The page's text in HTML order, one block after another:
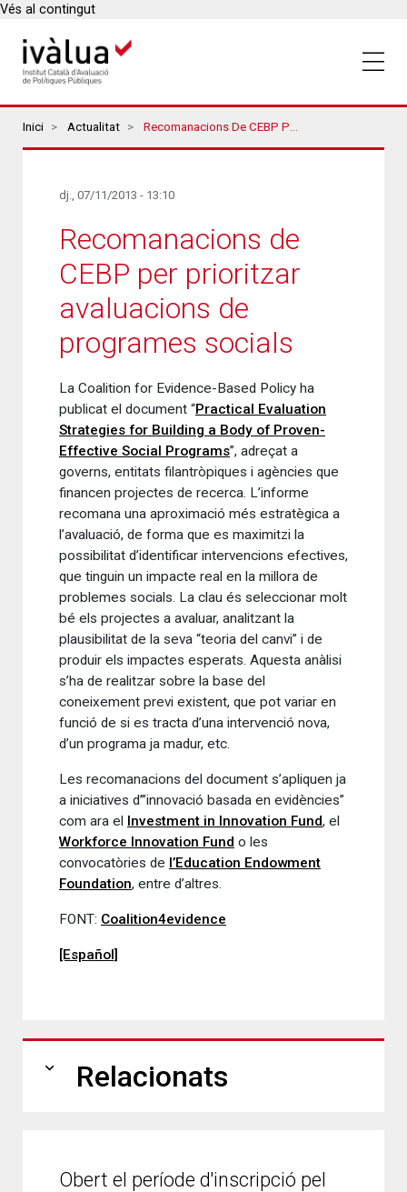
Vés al contingut
Breadcrumbs
Inici Actualitat Recomanacions De CEBP Per Prioritzar Avaluacions De Programes Socials
dj., 07/11/2013 - 13:10
Recomanacions de
CEBP per prioritzar
avaluacions de
programes socials
La Coalition for Evidence-Based Policy ha
publicat el document “Practical Evaluation
Strategies for Building a Body of Proven-
Effective Social Programs”, adreçat a
governs, entitats filantròpiques i agències que
financen projectes de recerca. L’informe
recomana una aproximació més estratègica a
l’avaluació, de forma que es maximitzi la
possibilitat d’identificar intervencions efectives,
que tinguin un impacte real en la millora de
problemes socials. La clau és seleccionar molt
bé els projectes a avaluar, analitzant la
plausibilitat de la seva “teoria del canvi” i de
produir els impactes esperats. Aquesta anàlisi
s’ha de realitzar sobre la base del
coneixement previ existent, que pot variar en
funció de si es tracta d’una intervenció nova,
d’un programa ja madur, etc.
Les recomanacions del document s’apliquen ja
a iniciatives d’”innovació basada en evidències”
com ara el Investment in Innovation Fund, el
Workforce Innovation Fund o les
convocatòries de l’Education Endowment
Foundation, entre d’altres.
FONT: Coalition4evidence
[Español]
expand_more Relacionats
Obert el període d'inscripció pel